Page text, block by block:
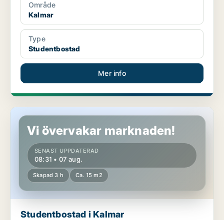
Område
Kalmar
Type
Studentbostad
Mer info
Studentbostad i Kalmar
Vi övervakar marknaden!
SENAST UPPDATERAD
08:31 • 07 aug.
Skapad 3 h Ca. 15 m2
Studentbostad i Kalmar